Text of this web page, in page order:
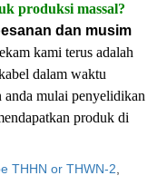
produksi massal?
dan musim
kami terus adalah
dalam waktu
anda mulai penyelidikan
produk di
THHN or THWN-2